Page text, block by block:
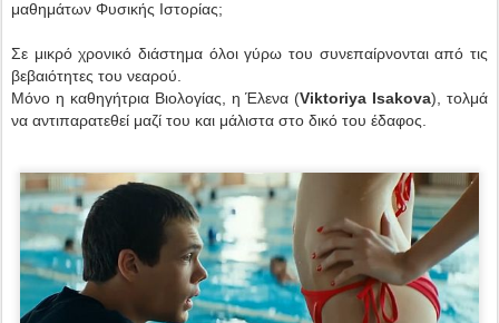
μαθημάτων Φυσικής Ιστορίας;
Σε μικρό χρονικό διάστημα όλοι γύρω του συνεπαίρνονται από τις
βεβαιότητες του νεαρού.
Μόνο η καθηγήτρια Βιολογίας, η Έλενα (Viktoriya Isakova), τολμά
να αντιπαρατεθεί μαζί του και μάλιστα στο δικό του έδαφος.